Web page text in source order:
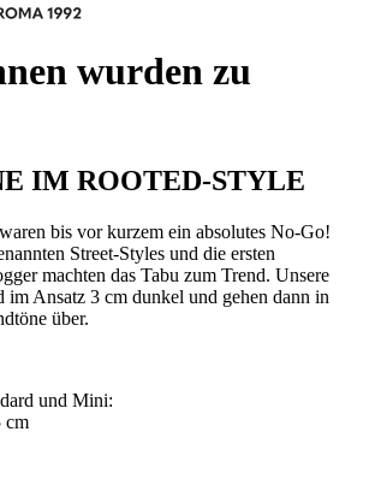
wurden zu
IM ROOTED-STYLE
bis vor kurzem ein absolutes No-Go!
Street-Styles und die ersten
machten das Tabu zum Trend. Unsere
im Ansatz 3 cm dunkel und gehen dann in
über.
und Mini:
cm